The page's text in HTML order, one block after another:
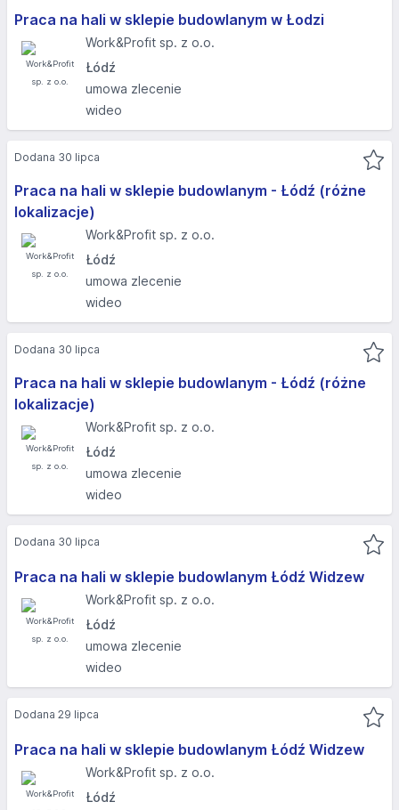
Praca na hali w sklepie budowlanym w Łodzi
Work&Profit sp. z o.o.
Łódź
umowa zlecenie
wideo
Praca na hali w sklepie budowlanym - Łódź (różne
lokalizacje)
Work&Profit sp. z o.o.
Łódź
umowa zlecenie
wideo
Dodana 30 lipca
Praca na hali w sklepie budowlanym - Łódź (różne
lokalizacje)
Work&Profit sp. z o.o.
Łódź
umowa zlecenie
wideo
Dodana 30 lipca
Praca na hali w sklepie budowlanym Łódź Widzew
Work&Profit sp. z o.o.
Łódź
umowa zlecenie
wideo
Dodana 30 lipca
Praca na hali w sklepie budowlanym Łódź Widzew
Work&Profit sp. z o.o.
Łódź
Dodana 29 lipca